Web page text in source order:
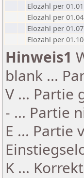
Elozahl per
Elozahl per
Elozahl per
Elozahl per
Hinweis1
blank ...
V ... Partie
- ... Partie
E ... Partie
K ...